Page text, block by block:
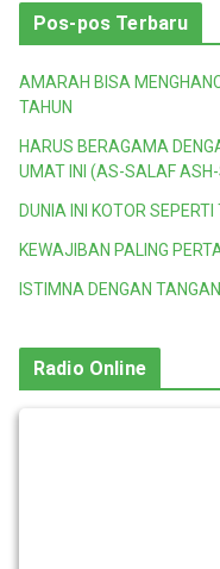
Pos-pos Terbaru
AMARAH BISA
TAHUN
HARUS BERAGAMA
UMAT INI (AS-SALAF
DUNIA INI KOTOR
KEWAJIBAN PALING
ISTIMNA DENGAN
Radio Online